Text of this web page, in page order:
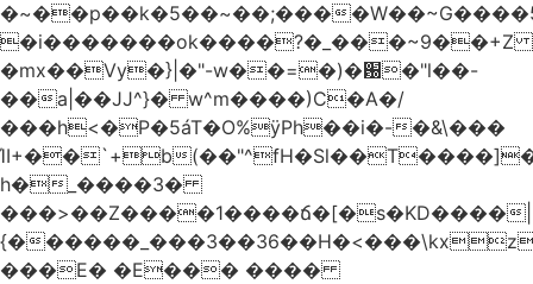
�~��p��k�5��~��;���
�i�������ok����?�_���~9��+Z
�mx��Vy�}|�"-w��=�)�԰�"l��-
��a|��JJ^}� w^m����)C�A�/
���h<�P�5áT�O%ӱPh��i�-�&\���
ΊI+��`+b
h�_����3�
���>��Z����1����ճ�[�s�KD����|
{�
���E� �E��� ����